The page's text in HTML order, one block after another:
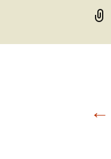
←